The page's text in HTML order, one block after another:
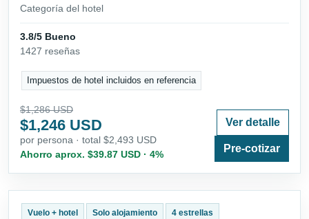
Categoría del hotel
3.8/5 Bueno
1427 reseñas
Impuestos de hotel incluidos en referencia
$1,286 USD
$1,246 USD
por persona · total $2,493 USD
Ahorro aprox. $39.87 USD · 4%
Ver detalle
Pre-cotizar
Vuelo + hotel Solo alojamiento 4 estrellas